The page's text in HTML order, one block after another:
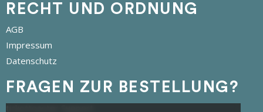
RECHT UND ORDNUNG
AGB
Impressum
Datenschutz
FRAGEN ZUR BESTELLUNG?